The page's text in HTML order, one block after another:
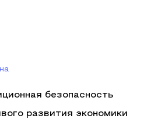
безопасность
развития экономики